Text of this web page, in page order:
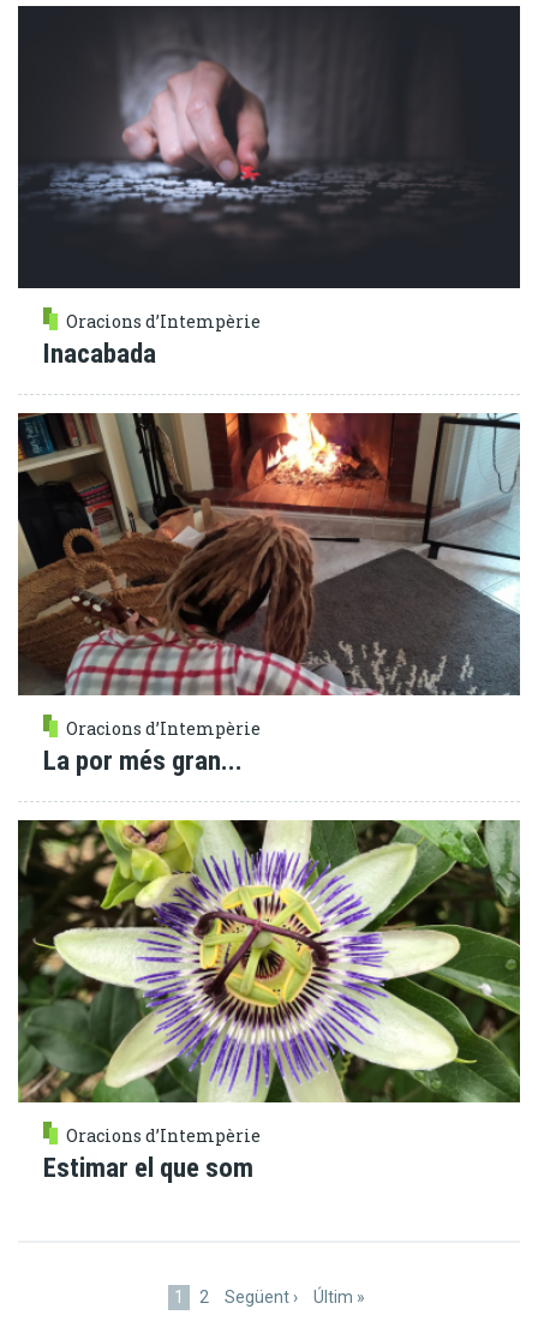
Oracions d’Intempèrie
Inacabada
Oracions d’Intempèrie
La por més gran...
Oracions d’Intempèrie
Estimar el que som
Pàgina
1 Pàgina
2
Pàgina
Següent ›
Última
Últim »